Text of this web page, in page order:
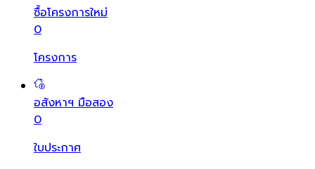
ซื้อโครงการใหม่
0
โครงการ
อสังหาฯ มือสอง
0
ใบประกาศ